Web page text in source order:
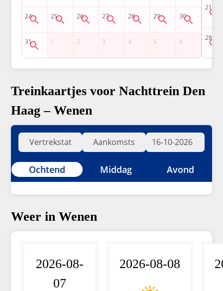
Treinkaartjes voor Nachttrein Den
Haag – Wenen
Ochtend Middag Avond
Weer in Wenen
2026-08-
07
2026-08-08